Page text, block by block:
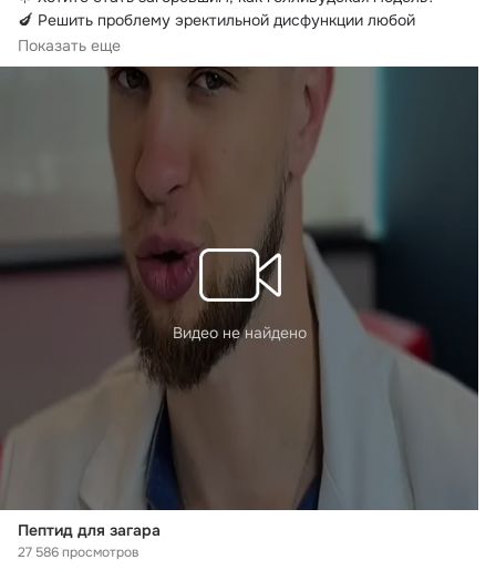
🍆 Решить проблему эректильной дисфункции любой
причины?
🆕 Любите пробовать все новое и эксклюзивное?
Показать еще
Видео не найдено
Пептид для загара
27 586 просмотров